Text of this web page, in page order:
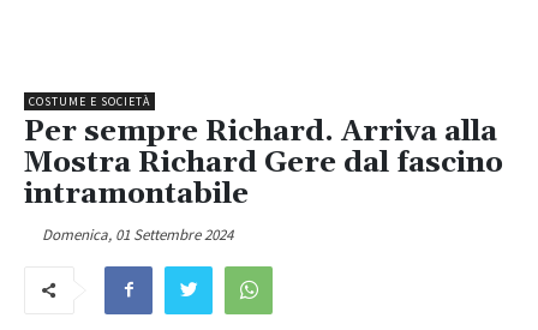
COSTUME E SOCIETÀ
Per sempre Richard. Arriva alla
Mostra Richard Gere dal fascino
intramontabile
Domenica, 01 Settembre 2024